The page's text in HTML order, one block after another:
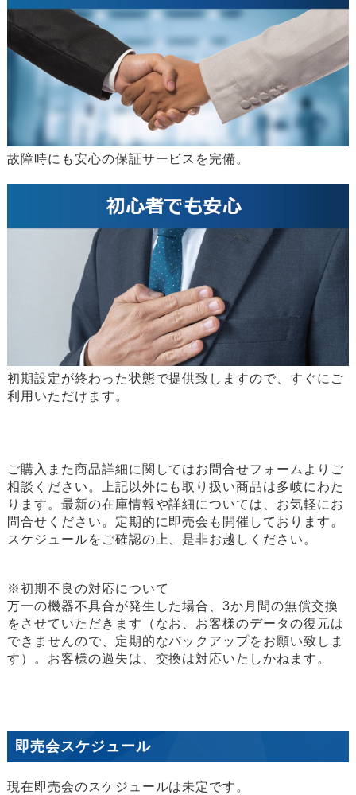
故障時にも安心の保証サービスを完備。
初期設定が終わった状態で提供致しますので、すぐにご
利用いただけます。
ご購入また商品詳細に関してはお問合せフォームよりご
相談ください。上記以外にも取り扱い商品は多岐にわた
ります。最新の在庫情報や詳細については、お気軽にお
問合せください。定期的に即売会も開催しております。
スケジュールをご確認の上、是非お越しください。
※初期不良の対応について
万一の機器不具合が発生した場合、3か月間の無償交換
をさせていただきます（なお、お客様のデータの復元は
できませんので、定期的なバックアップをお願い致しま
す）。お客様の過失は、交換は対応いたしかねます。
即売会スケジュール
現在即売会のスケジュールは未定です。